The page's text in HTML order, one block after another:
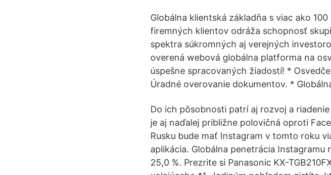
Globálna klientská základňa s viac ako
firemných klientov odráža schopnosť
spektra súkromných aj verejných
overená webová globálna platforma na
úspešne spracovaných žiadostí! *
Úradné overovanie dokumentov. *
Do ich pôsobnosti patrí aj rozvoj a
je aj naďalej približne polovičná oproti
Rusku bude mať Instagram v tomto roku
aplikácia. Globálna penetrácia
25,0 %. Prezrite si Panasonic KX-